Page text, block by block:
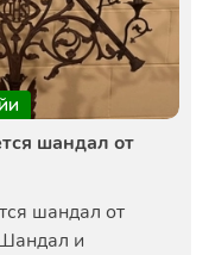
шандал от
шандал от
и